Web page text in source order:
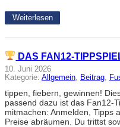
Weiterlesen
DAS FAN12-
10. Juni 2026
Kategorie: Allgemein, Beitrag,
tippen, fiebern, gewinnen!
passend dazu ist das Fan12-
mitmachen: Anmelden, Tipps
Preise abräumen. Du trittst